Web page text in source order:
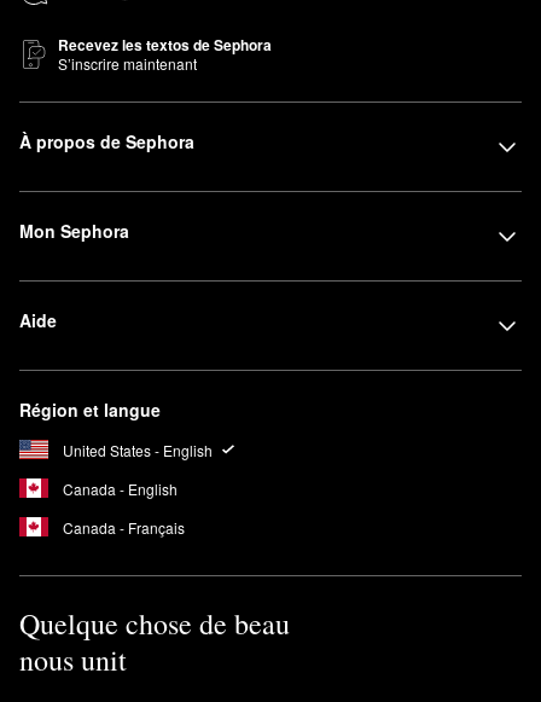
Recevez les textos de Sephora
S’inscrire maintenant
À propos de Sephora
Mon Sephora
Aide
Région et langue
United States - English
Canada - English
Canada - Français
Quelque chose de beau
nous unit